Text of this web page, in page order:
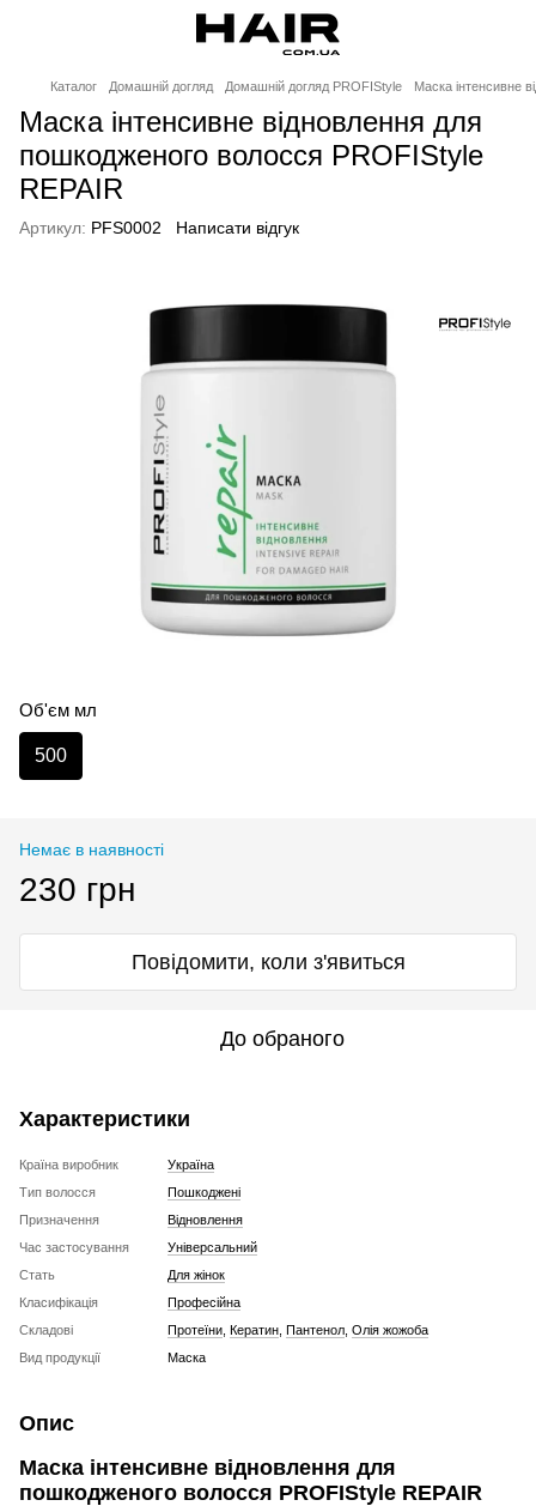
Каталог Домашній догляд Домашній догляд PROFIStyle Маска інтенсивне
Маска інтенсивне відновлення для
пошкодженого волосся PROFIStyle
REPAIR
Артикул: PFS0002 Написати відгук
Об'єм мл
500
Немає в наявності
230 грн
Повідомити, коли з'явиться
До обраного
Характеристики
Країна виробник
Україна
Тип волосся
Пошкоджені
Призначення
Відновлення
Час застосування
Універсальний
Стать
Для жінок
Класифікація
Професійна
Складові
Протеїни Кератин Пантенол Олія жожоба
Вид продукції
Маска
Опис
Маска інтенсивне відновлення для
пошкодженого волосся PROFIStyle REPAIR